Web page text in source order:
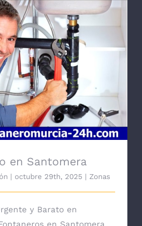
en Santomera
en Santomera
| octubre 29th, 2025 | Zonas
y Barato en
en Santomera